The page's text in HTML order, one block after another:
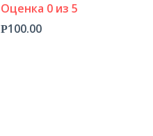
Оценка 0 из 5
Р100.00